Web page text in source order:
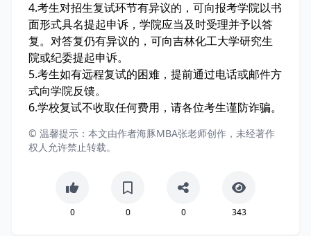
4.考生对招生复试环节有异议的，可向报考学院以书
面形式具名提起申诉，学院应当及时受理并予以答
复。对答复仍有异议的，可向吉林化工大学研究生
院或纪委提起申诉。
5.考生如有远程复试的困难，提前通过电话或邮件方
式向学院反馈。
6.学校复试不收取任何费用，请各位考生谨防诈骗。
© 温馨提示：本文由作者海豚MBA张老师创作，未经著作
权人允许禁止转载。
0 0 0 343